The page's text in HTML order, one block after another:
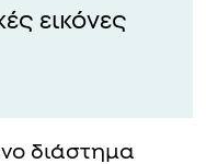
εικόνες
διάστημα